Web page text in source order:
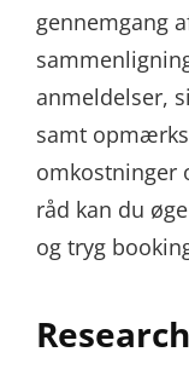
gennemgang
anmeldelser,
samt
omkostninger
råd kan du
og tryg